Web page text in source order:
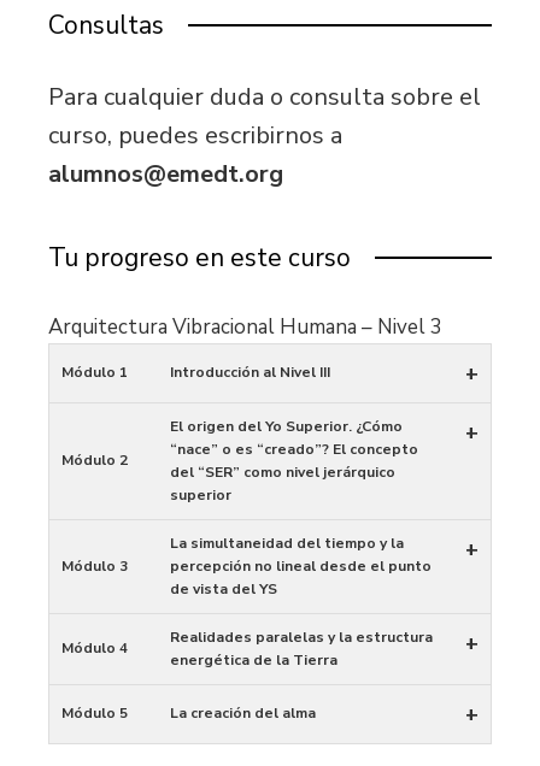
Consultas
Para cualquier duda o consulta sobre el
curso, puedes escribirnos a
alumnos@emedt.org
Tu progreso en este curso
Arquitectura Vibracional Humana – Nivel 3
Módulo 1 Introducción al Nivel III +
Módulo 2
El origen del Yo Superior. ¿Cómo
“nace” o es “creado”? El concepto
del “SER” como nivel jerárquico
superior
+
Módulo 3
La simultaneidad del tiempo y la
percepción no lineal desde el punto
de vista del YS
+
Módulo 4
Realidades paralelas y la estructura
energética de la Tierra
+
Módulo 5 La creación del alma +